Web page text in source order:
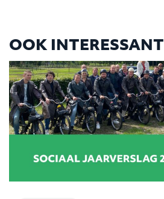
OOK INTERESSANT